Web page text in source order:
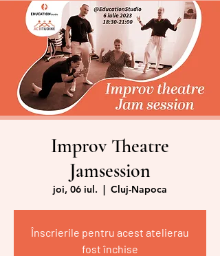
Improv Theatre
Jamsession
joi, 06 iul.
  |
Cluj-Napoca
Înscrierile pentru acest atelierau
fost închise